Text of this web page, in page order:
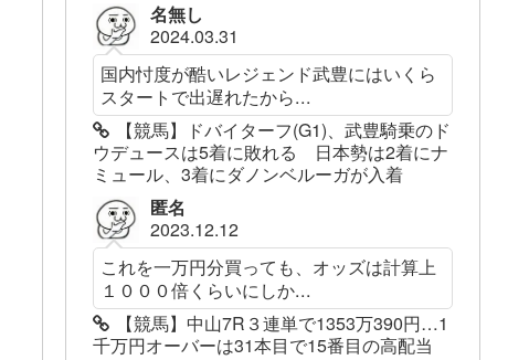
名無し
2024.03.31
国内忖度が酷いレジェンド武豊にはいくら
スタートで出遅れたから...
【競馬】ドバイターフ(G1)、武豊騎乗のド
ウデュースは5着に敗れる 日本勢は2着にナ
ミュール、3着にダノンベルーガが入着
匿名
2023.12.12
これを一万円分買っても、オッズは計算上
１０００倍くらいにしか...
【競馬】中山7R３連単で1353万390円…1
千万円オーバーは31本目で15番目の高配当